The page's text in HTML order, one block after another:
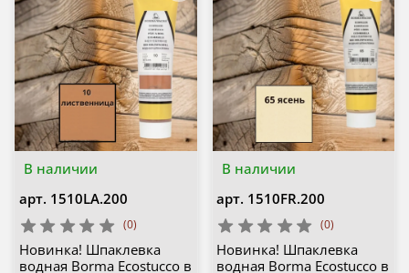
В наличии
арт. 1510LA.200
(0)
Новинка! Шпаклевка
водная Borma Ecostucco в
В наличии
арт. 1510FR.200
(0)
Новинка! Шпаклевка
водная Borma Ecostucco в